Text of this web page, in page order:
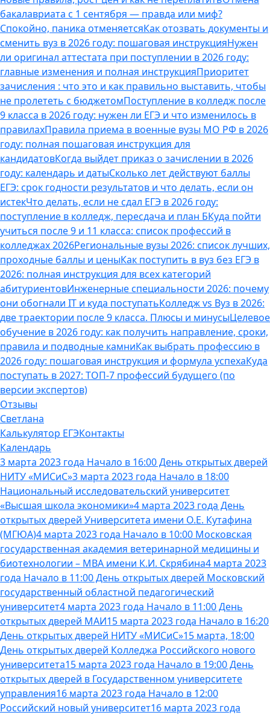
бакалавриата с 1 сентября — правда или миф?
Спокойно, паника отменяетсяКак отозвать документы и
сменить вуз в 2026 году: пошаговая инструкцияНужен
ли оригинал аттестата при поступлении в 2026 году:
главные изменения и полная инструкцияПриоритет
зачисления : что это и как правильно выставить, чтобы
не пролететь с бюджетомПоступление в колледж после
9 класса в 2026 году: нужен ли ЕГЭ и что изменилось в
правилахПравила приема в военные вузы МО РФ в 2026
году: полная пошаговая инструкция для
кандидатовКогда выйдет приказ о зачислении в 2026
году: календарь и датыСколько лет действуют баллы
ЕГЭ: срок годности результатов и что делать, если он
истекЧто делать, если не сдал ЕГЭ в 2026 году:
поступление в колледж, пересдача и план БКуда пойти
учиться после 9 и 11 класса: список профессий в
колледжах 2026Региональные вузы 2026: список лучших,
проходные баллы и ценыКак поступить в вуз без ЕГЭ в
2026: полная инструкция для всех категорий
абитуриентовИнженерные специальности 2026: почему
они обогнали IT и куда поступатьКолледж vs Вуз в 2026:
две траектории после 9 класса. Плюсы и минусыЦелевое
обучение в 2026 году: как получить направление, сроки,
правила и подводные камниКак выбрать профессию в
2026 году: пошаговая инструкция и формула успехаКуда
поступать в 2027: ТОП-7 профессий будущего (по
версии экспертов)
Отзывы
Светлана
Калькулятор ЕГЭКонтакты
Календарь
3 марта 2023 года Начало в 16:00 День открытых дверей
НИТУ «МИСиС»3 марта 2023 года Начало в 18:00
Национальный исследовательский университет
«Высшая школа экономики»4 марта 2023 года День
открытых дверей Университета имени О.Е. Кутафина
(МГЮА)4 марта 2023 года Начало в 10:00 Московская
государственная академия ветеринарной медицины и
биотехнологии – МВА имени К.И. Скрябина4 марта 2023
года Начало в 11:00 День открытых дверей Московский
государственный областной педагогический
университет4 марта 2023 года Начало в 11:00 День
открытых дверей МАИ15 марта 2023 года Начало в 16:20
День открытых дверей НИТУ «МИСиС»15 марта, 18:00
День открытых дверей Колледжа Российского нового
университета15 марта 2023 года Начало в 19:00 День
открытых дверей в Государственном университете
управления16 марта 2023 года Начало в 12:00
Российский новый университет16 марта 2023 года